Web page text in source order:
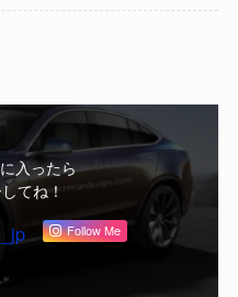
入ったら
てね！
Follow Me